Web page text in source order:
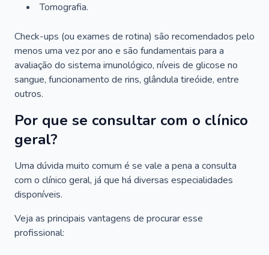
Tomografia.
Check-ups (ou exames de rotina) são recomendados pelo
menos uma vez por ano e são fundamentais para a
avaliação do sistema imunológico, níveis de glicose no
sangue, funcionamento de rins, glândula tireóide, entre
outros.
Por que se consultar com o clínico
geral?
Uma dúvida muito comum é se vale a pena a consulta
com o clínico geral, já que há diversas especialidades
disponíveis.
Veja as principais vantagens de procurar esse
profissional: